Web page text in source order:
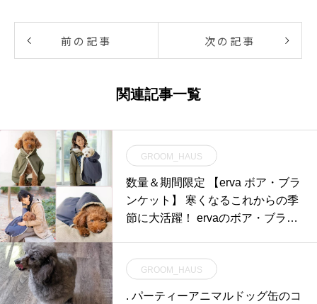
前の記事 次の記事
関連記事一覧
GROOM_HAUS
数量＆期間限定️ 【erva ボア・ブラ
ンケット】 寒くなるこれからの季
節に大活躍！ ervaのボア・ブラン
GROOM_HAUS
. パーティーアニマルドッグ缶のコ